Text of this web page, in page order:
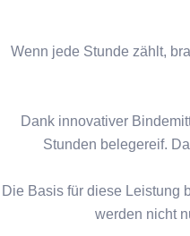
Wenn jede Stunde zählt,
Dank innovativer
Stunden belegereif.
Die Basis für diese Leistung
werden nicht